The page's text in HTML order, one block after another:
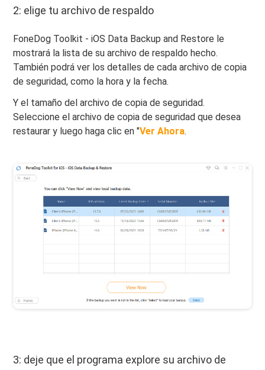
2: elige tu archivo de respaldo
FoneDog Toolkit - iOS Data Backup and Restore le
mostrará la lista de su archivo de respaldo hecho.
También podrá ver los detalles de cada archivo de copia
de seguridad, como la hora y la fecha.
Y el tamaño del archivo de copia de seguridad.
Seleccione el archivo de copia de seguridad que desea
restaurar y luego haga clic en "Ver Ahora.
3: deje que el programa explore su archivo de